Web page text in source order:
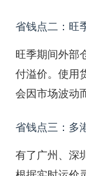
省钱点二：旺
旺季期间外部
付溢价。使用
会因市场波动
省钱点三：多
有了广州、深